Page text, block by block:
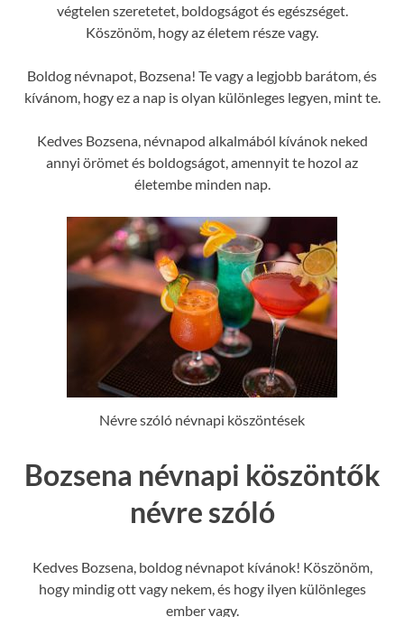
végtelen szeretetet, boldogságot és egészséget.
Köszönöm, hogy az életem része vagy.
Boldog névnapot, Bozsena! Te vagy a legjobb barátom, és
kívánom, hogy ez a nap is olyan különleges legyen, mint te.
Kedves Bozsena, névnapod alkalmából kívánok neked
annyi örömet és boldogságot, amennyit te hozol az
életembe minden nap.
Névre szóló névnapi köszöntések
Bozsena névnapi köszöntők
névre szóló
Kedves Bozsena, boldog névnapot kívánok! Köszönöm,
hogy mindig ott vagy nekem, és hogy ilyen különleges
ember vagy.